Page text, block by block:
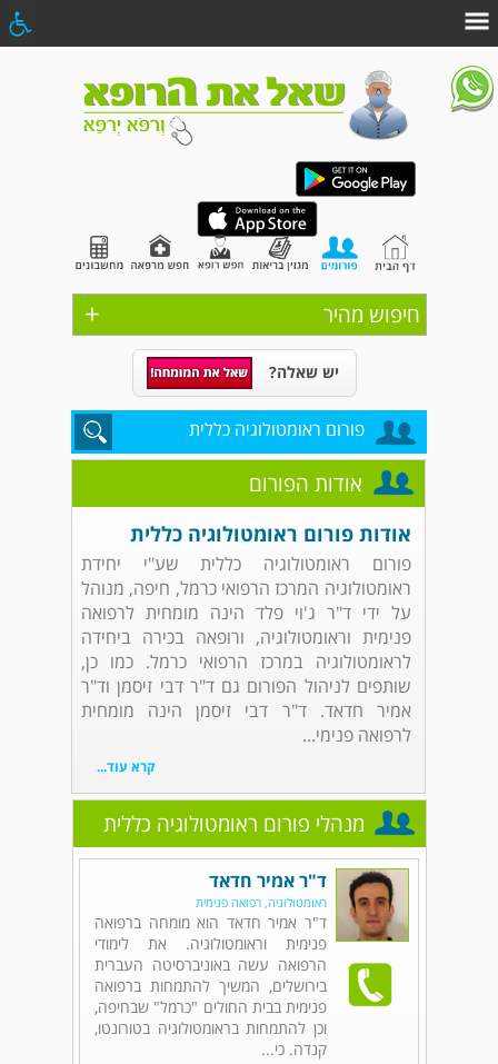
+ חיפוש מהיר
יש שאלה?
פורום ראומטולוגיה כללית
אודות הפורום
אודות פורום ראומטולוגיה כללית
פורום ראומטולוגיה כללית שע"י יחידת
ראומטולוגיה המרכז הרפואי כרמל, חיפה, מנוהל
על ידי ד"ר ג'וי פלד הינה מומחית לרפואה
פנימית וראומטולוגיה, ורופאה בכירה ביחידה
לראומטולוגיה במרכז הרפואי כרמל. כמו כן,
שותפים לניהול הפורום גם ד"ר דבי זיסמן וד"ר
אמיר חדאד. ד"ר דבי זיסמן הינה מומחית
לרפואה פנימי...
קרא עוד...
מנהלי פורום ראומטולוגיה כללית
ד"ר אמיר חדאד
ראומטולוגיה, רפואה פנימית
ד"ר אמיר חדאד הוא מומחה ברפואה
פנימית וראומטולוגיה. את לימודי
הרפואה עשה באוניברסיטה העברית
בירושלים, המשיך להתמחות ברפואה
פנימית בבית החולים "כרמל" שבחיפה,
וכן להתמחות בראומטולוגיה בטורונטו,
קנדה. כי...